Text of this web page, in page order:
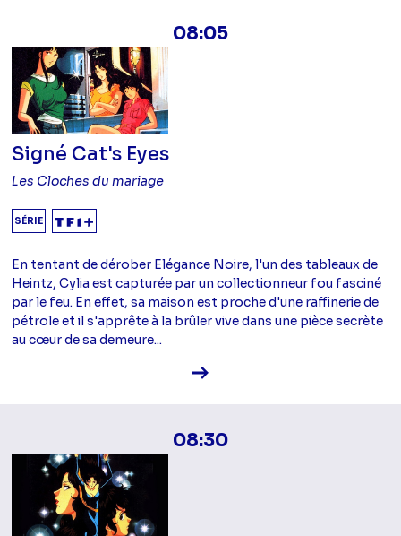
08:05
Signé Cat's Eyes
Les Cloches du mariage
SÉRIE
En tentant de dérober Elégance Noire, l'un des tableaux de
Heintz, Cylia est capturée par un collectionneur fou fasciné
par le feu. En effet, sa maison est proche d'une raffinerie de
pétrole et il s'apprête à la brûler vive dans une pièce secrète
au cœur de sa demeure...
Voir la fiche diffusion
08:30